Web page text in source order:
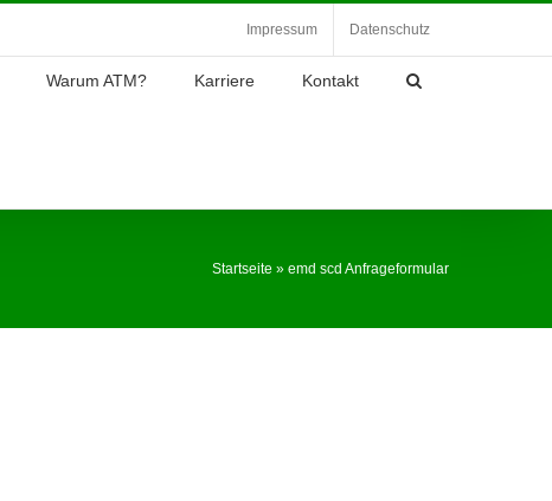
Impressum Datenschutz
Warum ATM? Karriere Kontakt
Startseite » emd scd Anfrageformular